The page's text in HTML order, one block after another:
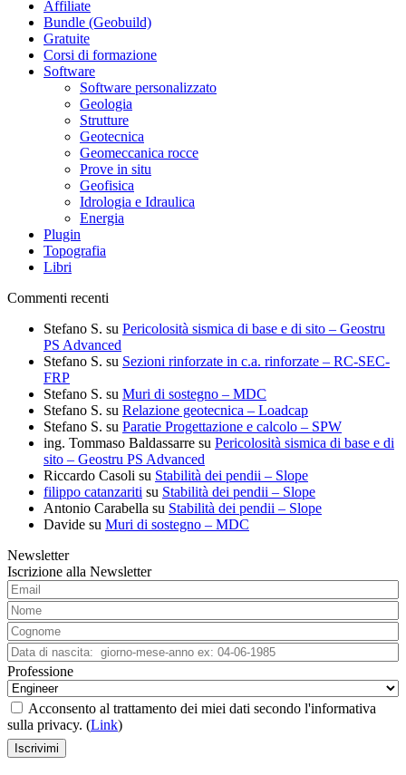
Affiliate
Bundle (Geobuild)
Gratuite
Corsi di formazione
Software
Software personalizzato
Geologia
Strutture
Geotecnica
Geomeccanica rocce
Prove in situ
Geofisica
Idrologia e Idraulica
Energia
Plugin
Topografia
Libri
Commenti recenti
Stefano S. su Pericolosità sismica di base e di sito – Geostru
PS Advanced
Stefano S. su Sezioni rinforzate in c.a. rinforzate – RC-SEC-
FRP
Stefano S. su Muri di sostegno – MDC
Stefano S. su Relazione geotecnica – Loadcap
Stefano S. su Paratie Progettazione e calcolo – SPW
ing. Tommaso Baldassarre su Pericolosità sismica di base e di
sito – Geostru PS Advanced
Riccardo Casoli su Stabilità dei pendii – Slope
filippo catanzariti su Stabilità dei pendii – Slope
Antonio Carabella su Stabilità dei pendii – Slope
Davide su Muri di sostegno – MDC
Newsletter
Iscrizione alla Newsletter
Professione
Acconsento al trattamento dei miei dati secondo l'informativa
sulla privacy. (Link)